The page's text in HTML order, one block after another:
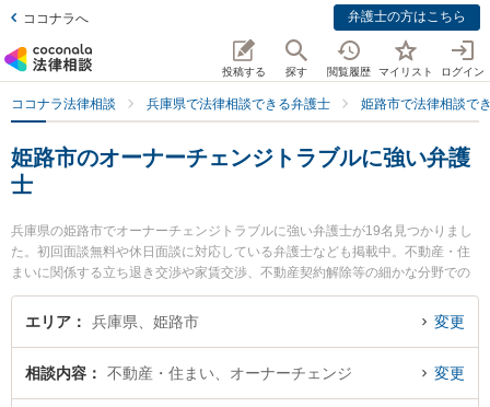
ココナラへ 弁護士の方はこちら
投稿する 探す 閲覧履歴 マイリスト ログイン
ココナラ法律相談 兵庫県で法律相談できる弁護士 姫路市で法律相談で
姫路市のオーナーチェンジトラブルに強い弁護
士
兵庫県の姫路市でオーナーチェンジトラブルに強い弁護士が19名見つかりまし
た。初回面談無料や休日面談に対応している弁護士なども掲載中。不動産・住
まいに関係する立ち退き交渉や家賃交渉、不動産契約解除等の細かな分野での
絞り込み検索もでき便利です。特に水田・大江法律事務所の大江 剛史弁護士や
姫路あゆむ法律事務所の吉谷 健一弁護士、野村優介法律事務所の野村 優介弁護
士に相談したい』『オーナーチェンジトラブルのトラブル解決の実績豊富な近
くの弁護士を検索したい』『初回相談無料でオーナーチェンジトラブルを法律
エリア 兵庫県、姫路市 変更
相談内容 不動産・住まい、オーナーチェンジ 変更